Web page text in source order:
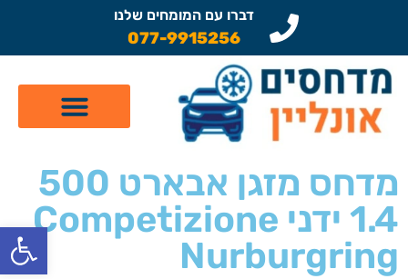
דברו עם המומחים שלנו
077-9915256
מדחס מזגן אבארט 500
1.4 ידני Competizione
Nurburgring